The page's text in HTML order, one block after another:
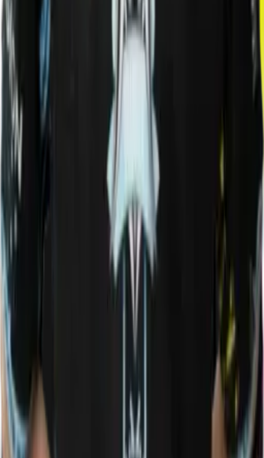
92%
53%
40%
38%
34%
Первые 20 убийств
Временной горизонт — текущий месяц до сегодняшнего дня
плюс два предыдущих месяца (например, на дату 10 июня
горизонт данных — 1 апреля – 10 июня)
Прошедшие Турниры
Предстоящие Турниры
Похожие новости
Информация
Откройте полный профиль команды DOTA 2 Passion UA
ваш главный источник их соревновательной статистики и
рейтингов. Отслеживайте
текущий состав
игроков, таких как
, Moonlight (UA player)
kreker